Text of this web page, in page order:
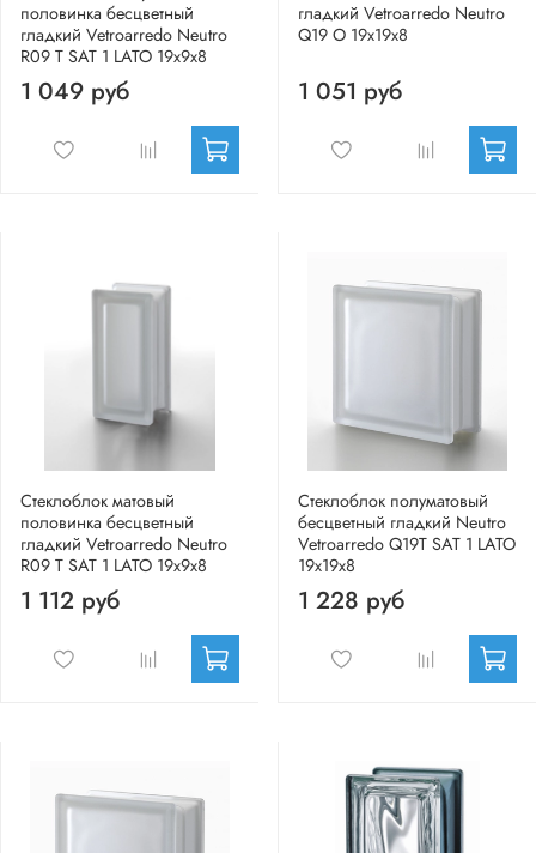
половинка бесцветный
гладкий Vetroarredo Neutro
R09 T SAT 1 LATO 19x9x8
1 049 руб
гладкий Vetroarredo Neutro
Q19 O 19x19x8
1 051 руб
Стеклоблок матовый
половинка бесцветный
гладкий Vetroarredo Neutro
R09 T SAT 1 LATO 19x9x8
1 112 руб
Стеклоблок полуматовый
бесцветный гладкий Neutro
Vetroarredo Q19T SAT 1 LATO
19x19x8
1 228 руб